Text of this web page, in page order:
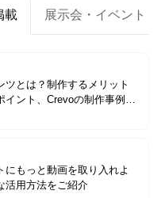
載 展示会・イベント
ツとは？制作するメリット
イント、Crevoの制作事例も
にもっと動画を取り入れよ
活用方法をご紹介